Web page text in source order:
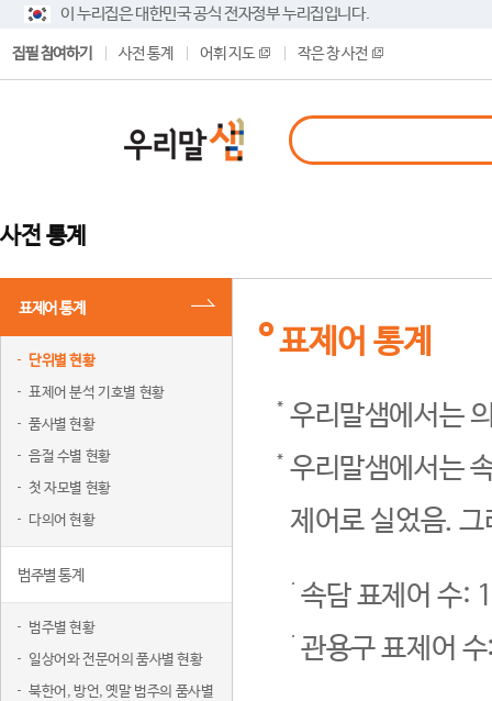
이 누리집은 대한민국 공식 전자정부 누리집입니다.
집필 참여하기 사전 통계 어휘 지도 작은 창 사전
사전 통계
표제어 통계
단위별 현황
표제어 분석 기호별 현황
품사별 현황
음절 수별 현황
첫 자모별 현황
다의어 현황
범주별 통계
범주별 현황
일상어와 전문어의 품사별 현황
북한어, 방언, 옛말 범주의 품사별
표제어 통계
우리말샘에서는
우리말샘에서는
제어로 실었음.
속담 표제어 수:
관용구 표제어